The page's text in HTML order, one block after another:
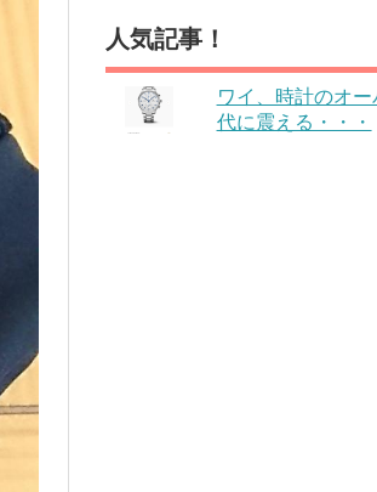
人気記事！
ワイ、時計のオ
代に震える・・・